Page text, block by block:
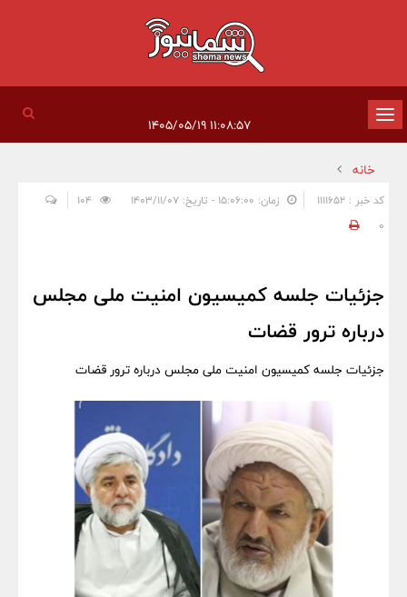
تغییر
وضعیت
ناوبری
خانه
کد خبر : 1111652 زمان: ۱۵:۰۶:۰۰ - تاریخ: ۱۴۰۳/۱۱/۰۷
0
جزئیات جلسه کمیسیون امنیت ملی مجلس
درباره ترور قضات
جزئیات جلسه کمیسیون امنیت ملی مجلس درباره ترور قضات